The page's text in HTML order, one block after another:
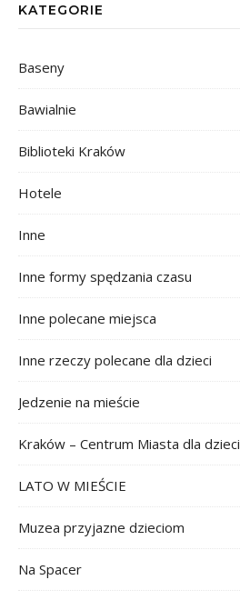
KATEGORIE
Baseny
Bawialnie
Biblioteki Kraków
Hotele
Inne
Inne formy spędzania czasu
Inne polecane miejsca
Inne rzeczy polecane dla dzieci
Jedzenie na mieście
Kraków – Centrum Miasta dla dzieci
LATO W MIEŚCIE
Muzea przyjazne dzieciom
Na Spacer